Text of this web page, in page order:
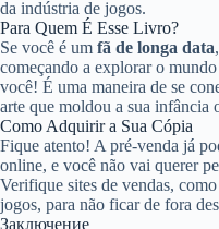
da indústria de jogos.
Para Quem É Esse Livro?
Se você é um fã de longa data
começando a explorar o
você! É uma maneira de se
arte que moldou a sua infância
Como Adquirir a Sua Cópia
Fique atento! A pré-venda já
online, e você não vai querer
Verifique sites de vendas,
jogos, para não ficar de fora
Заключение